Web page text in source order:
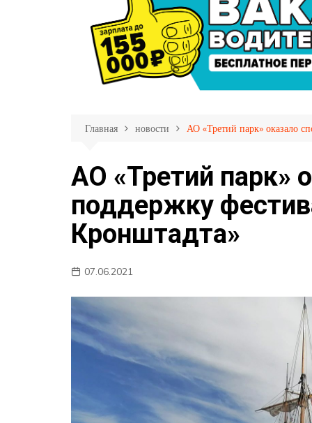
Партнеры
Фотогалерея
Личный кабинет
Страхование
Прием обращений
19
Главная новости АО «Третий парк» оказало
АО «Третий парк»
поддержку
Кронштадта»
07.06.2021